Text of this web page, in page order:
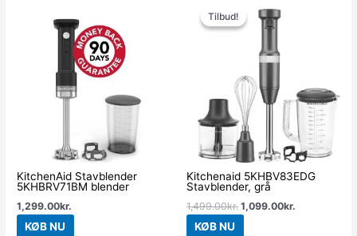
KitchenAid Stavblender
5KHBRV71BM blender
1,299.00kr.
KØB NU
Tilbud!
Tilbud!
Kitchenaid 5KHBV83EDG
Stavblender, grå
1,499.00kr.
oprindelige
pris
1,499.00kr..
1,099.00kr.
KØB NU